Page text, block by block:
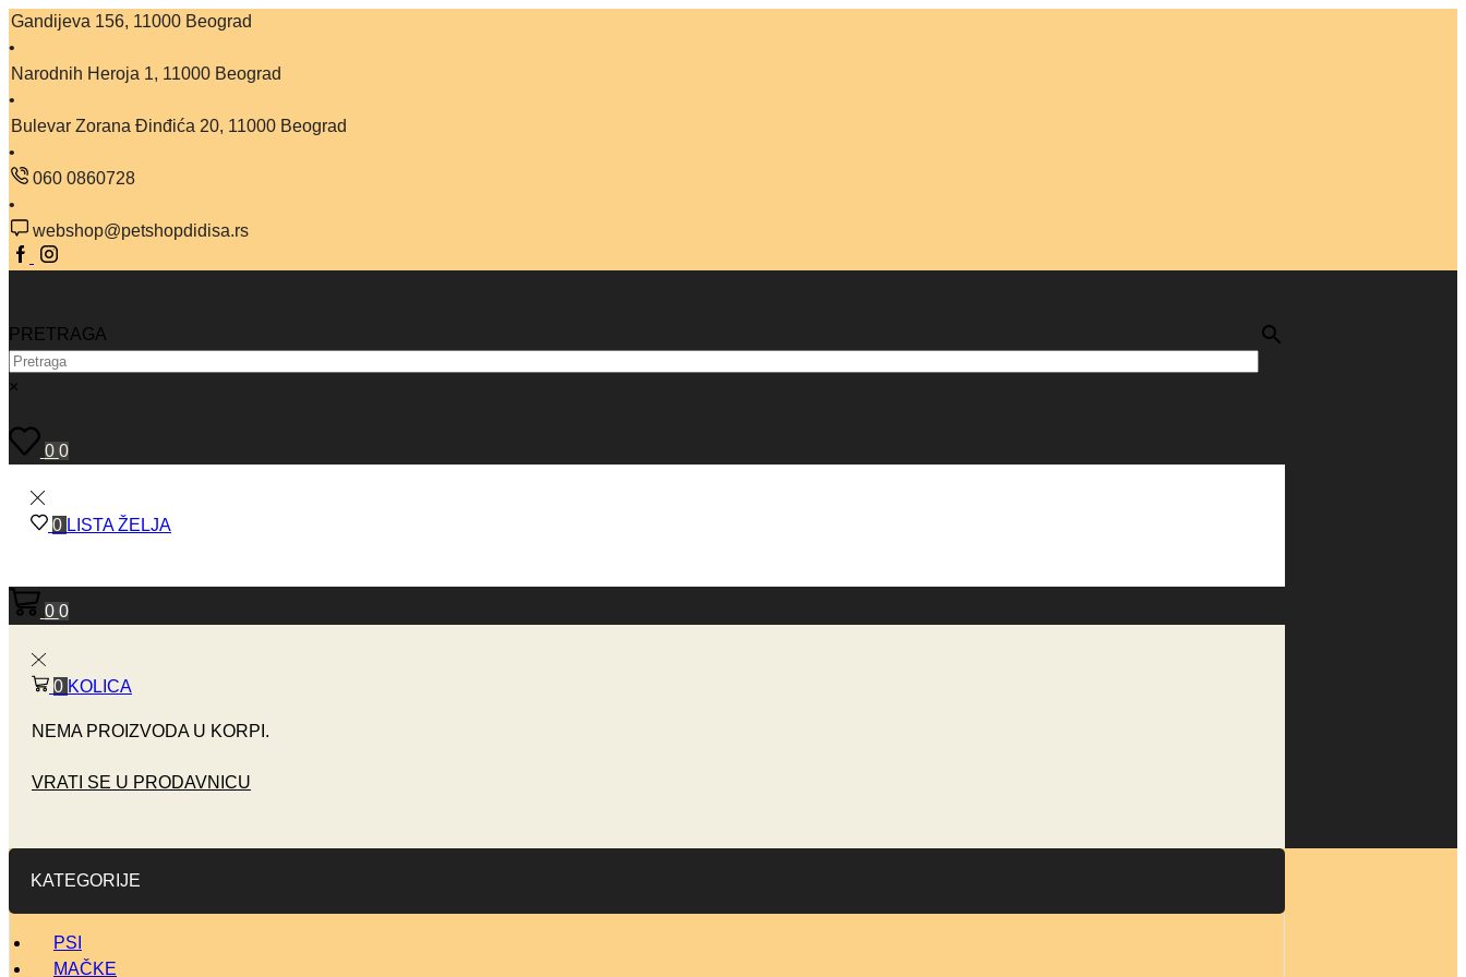
Gandijeva 156, 11000 Beograd
Narodnih Heroja 1, 11000 Beograd
Bulevar Zorana Đinđića 20, 11000 Beograd
060 0860728
webshop@petshopdidisa.rs
Facebook
Instagram
PRETRAGA
×
0 0
0 LISTA ŽELJA
0 0
0 KOLICA
NEMA PROIZVODA U KORPI.
VRATI SE U PRODAVNICU
KATEGORIJE
PSI
MAČKE